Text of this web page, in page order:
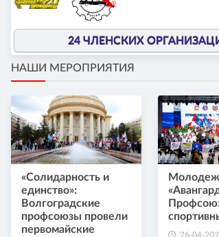
24 ЧЛЕНСКИХ
НАШИ МЕРОПРИЯТИЯ
«Солидарность и
единство»:
Волгоградские
профсоюзы провели
первомайские
26-04-